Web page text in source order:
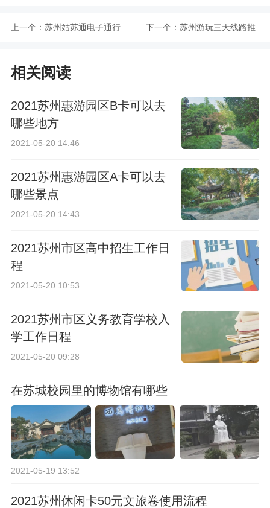
上一个： 苏州姑苏通电子通行 下一个： 苏州游玩三天线路推
相关阅读
2021苏州惠游园区B卡可以去
哪些地方
2021-05-20 14:46
2021苏州惠游园区A卡可以去
哪些景点
2021-05-20 14:43
2021苏州市区高中招生工作日
程
2021-05-20 10:53
2021苏州市区义务教育学校入
学工作日程
2021-05-20 09:28
在苏城校园里的博物馆有哪些
2021-05-19 13:52
2021苏州休闲卡50元文旅卷使用流程